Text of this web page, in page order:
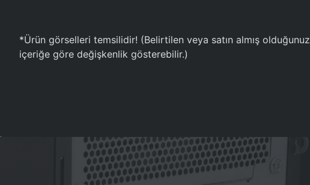
*Ürün görselleri temsilidir! (Belirtilen veya satın almış olduğunuz
içeriğe göre değişkenlik gösterebilir.)